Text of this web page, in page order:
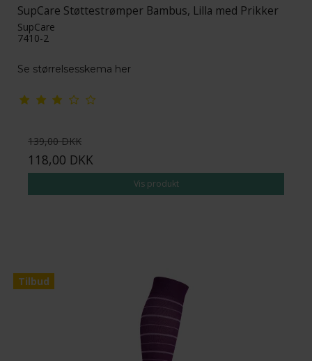
SupCare Støttestrømper Bambus, Lilla med Prikker
SupCare
7410-2
Se størrelsesskema her
139,00 DKK
118,00 DKK
Vis produkt
Tilbud